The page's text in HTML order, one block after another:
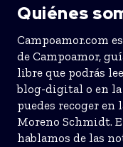
Quiénes
Campoamor.com
de Campoamor,
libre que podrás
blog-digital o en
puedes recoger
Moreno Schmidt.
hablamos de las